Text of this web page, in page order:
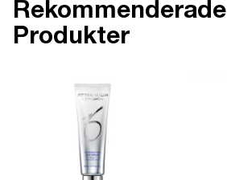
Rekommenderade
Produkter